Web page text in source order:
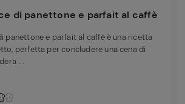
di panettone e parfait al caffè
panettone e parfait al caffè è una ricetta
perfetta per concludere una cena di
...